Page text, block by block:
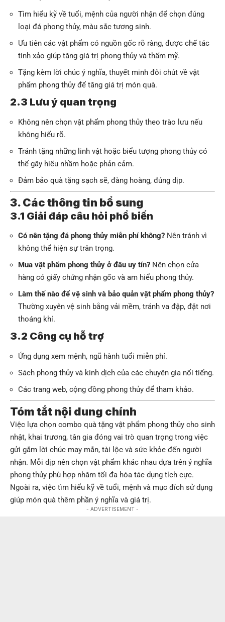
Tìm hiểu kỹ về tuổi, mệnh của người nhận để chọn đúng
loại đá phong thủy, màu sắc tương sinh.
Ưu tiên các vật phẩm có nguồn gốc rõ ràng, được chế tác
tinh xảo giúp tăng giá trị phong thủy và thẩm mỹ.
Tặng kèm lời chúc ý nghĩa, thuyết minh đôi chút về vật
phẩm phong thủy để tăng giá trị món quà.
2.3 Lưu ý quan trọng
Không nên chọn vật phẩm phong thủy theo trào lưu nếu
không hiểu rõ.
Tránh tặng những linh vật hoặc biểu tượng phong thủy có
thể gây hiểu nhầm hoặc phản cảm.
Đảm bảo quà tặng sạch sẽ, đàng hoàng, đúng dịp.
3. Các thông tin bổ sung
3.1 Giải đáp câu hỏi phổ biến
Có nên tặng đá phong thủy miễn phí không? Nên tránh vì
không thể hiện sự trân trọng.
Mua vật phẩm phong thủy ở đâu uy tín? Nên chọn cửa
hàng có giấy chứng nhận gốc và am hiểu phong thủy.
Làm thế nào để vệ sinh và bảo quản vật phẩm phong thủy?
Thường xuyên vệ sinh bằng vải mềm, tránh va đập, đặt nơi
thoáng khí.
3.2 Công cụ hỗ trợ
Ứng dụng xem mệnh, ngũ hành tuổi miễn phí.
Sách phong thủy và kinh dịch của các chuyên gia nổi tiếng.
Các trang web, cộng đồng phong thủy để tham khảo.
Tóm tắt nội dung chính
Việc lựa chọn combo quà tặng vật phẩm phong thủy cho sinh
nhật, khai trương, tân gia đóng vai trò quan trọng trong việc
gửi gắm lời chúc may mắn, tài lộc và sức khỏe đến người
nhận. Mỗi dịp nên chọn vật phẩm khác nhau dựa trên ý nghĩa
phong thủy phù hợp nhằm tối đa hóa tác dụng tích cực.
Ngoài ra, việc tìm hiểu kỹ về tuổi, mệnh và mục đích sử dụng
giúp món quà thêm phần ý nghĩa và giá trị.
- ADVERTISEMENT -